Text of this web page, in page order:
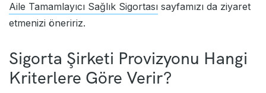
Aile Tamamlayıcı Sağlık Sigortası sayfamızı da ziyaret
etmenizi öneririz.
Sigorta Şirketi Provizyonu Hangi
Kriterlere Göre Verir?